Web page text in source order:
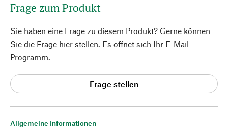
Allgemeine Informationen
Frage zum Produkt
Sie haben eine Frage zu diesem Produkt? Gerne können
Sie die Frage hier stellen. Es öffnet sich Ihr E-Mail-
Programm.
Frage stellen